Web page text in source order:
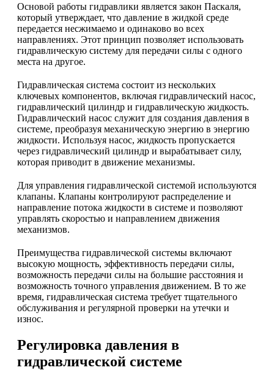
Основой работы гидравлики является закон Паскаля,
который утверждает, что давление в жидкой среде
передается несжимаемо и одинаково во всех
направлениях. Этот принцип позволяет использовать
гидравлическую систему для передачи силы с одного
места на другое.
Гидравлическая система состоит из нескольких
ключевых компонентов, включая гидравлический насос,
гидравлический цилиндр и гидравлическую жидкость.
Гидравлический насос служит для создания давления в
системе, преобразуя механическую энергию в энергию
жидкости. Используя насос, жидкость пропускается
через гидравлический цилиндр и вырабатывает силу,
которая приводит в движение механизмы.
Для управления гидравлической системой используются
клапаны. Клапаны контролируют распределение и
направление потока жидкости в системе и позволяют
управлять скоростью и направлением движения
механизмов.
Преимущества гидравлической системы включают
высокую мощность, эффективность передачи силы,
возможность передачи силы на большие расстояния и
возможность точного управления движением. В то же
время, гидравлическая система требует тщательного
обслуживания и регулярной проверки на утечки и
износ.
Регулировка давления в
гидравлической системе